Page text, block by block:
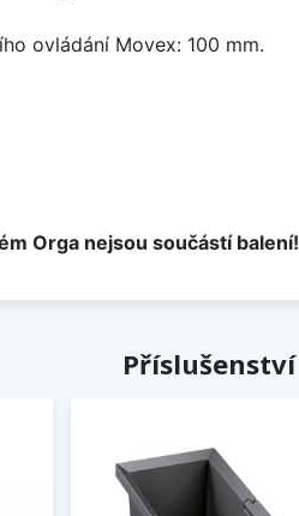
ovládání Movex: 100 mm.
Orga nejsou součástí balení!
Příslušenství